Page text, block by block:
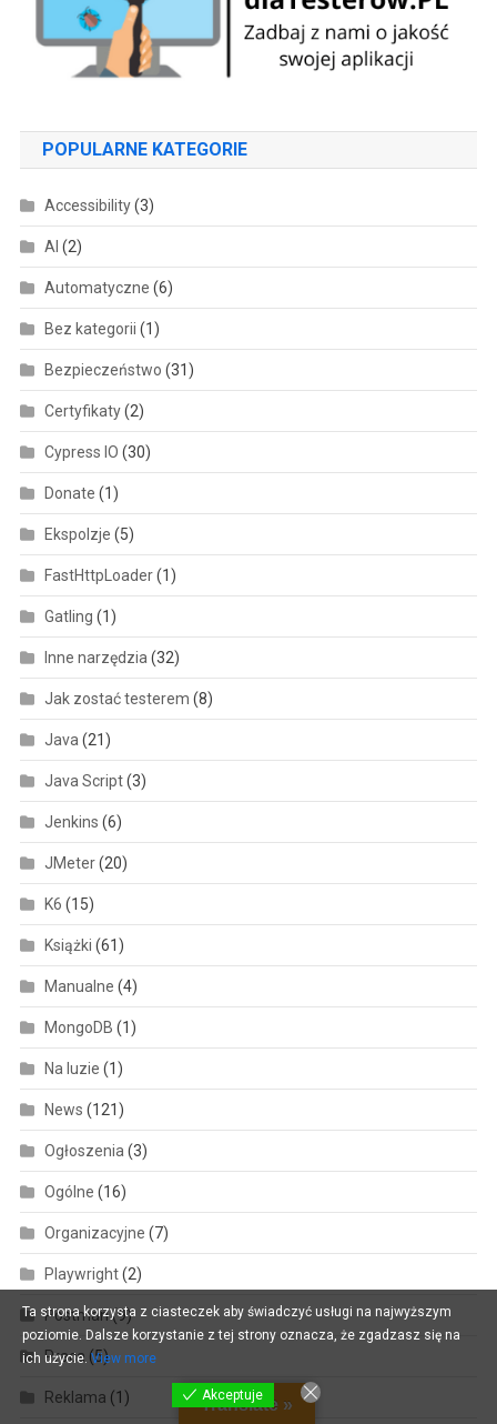
POPULARNE KATEGORIE
Accessibility(3)
AI (2)
Automatyczne (6)
Bez kategorii (1)
Bezpieczeństwo (31)
Certyfikaty(2)
Cypress IO (30)
Donate (1)
Ekspolzje (5)
FastHttpLoader(1)
Gatling (1)
Inne narzędzia(32)
Jak zostać testerem (8)
Java(21)
Java Script(3)
Jenkins (6)
JMeter(20)
K6 (15)
Książki (61)
Manualne (4)
MongoDB (1)
Na luzie (1)
News (121)
Ogłoszenia(3)
Ogólne (16)
Organizacyjne (7)
Playwright(2)
Postman(9)
Praca (5)
Reklama (1) Translate »
Ta strona korzysta z ciasteczek aby świadczyć usługi na najwyższym
poziomie. Dalsze korzystanie z tej strony oznacza, że zgadzasz się na
ich użycie.View more
Akceptuje